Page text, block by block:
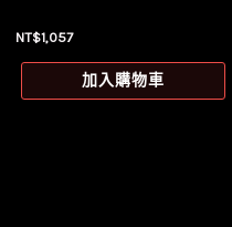
NT$1,057
加入購物車